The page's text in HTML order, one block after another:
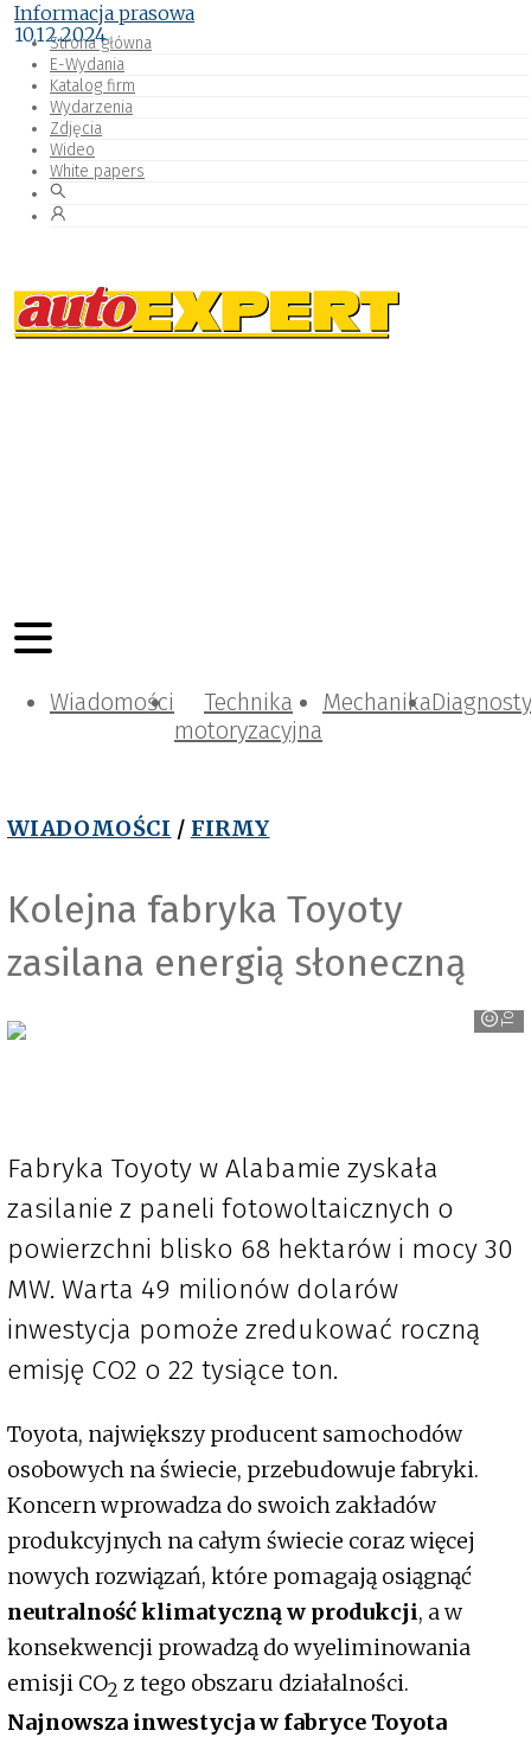
Strona główna
E-Wydania
Katalog firm
Wydarzenia
Zdjęcia
Wideo
White papers
Wiadomości
Technika
motoryzacyjna
Mechanika
WIADOMOŚCI / FIRMY
Kolejna fabryka Toyoty
zasilana energią słoneczną
Toyota
Informacja prasowa
10.12.2024
Fabryka Toyoty w Alabamie zyskała
zasilanie z paneli fotowoltaicznych o
powierzchni blisko 68 hektarów i mocy 30
MW. Warta 49 milionów dolarów
inwestycja pomoże zredukować roczną
emisję CO2 o 22 tysiące ton.
Toyota, największy producent samochodów
osobowych na świecie, przebudowuje fabryki.
Koncern wprowadza do swoich zakładów
produkcyjnych na całym świecie coraz więcej
nowych rozwiązań, które pomagają osiągnąć
neutralność klimatyczną w produkcji, a w
konsekwencji prowadzą do wyeliminowania
emisji CO2 z tego obszaru działalności.
Najnowsza inwestycja w fabryce Toyota